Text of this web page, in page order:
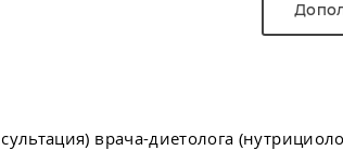
врача-диетолога